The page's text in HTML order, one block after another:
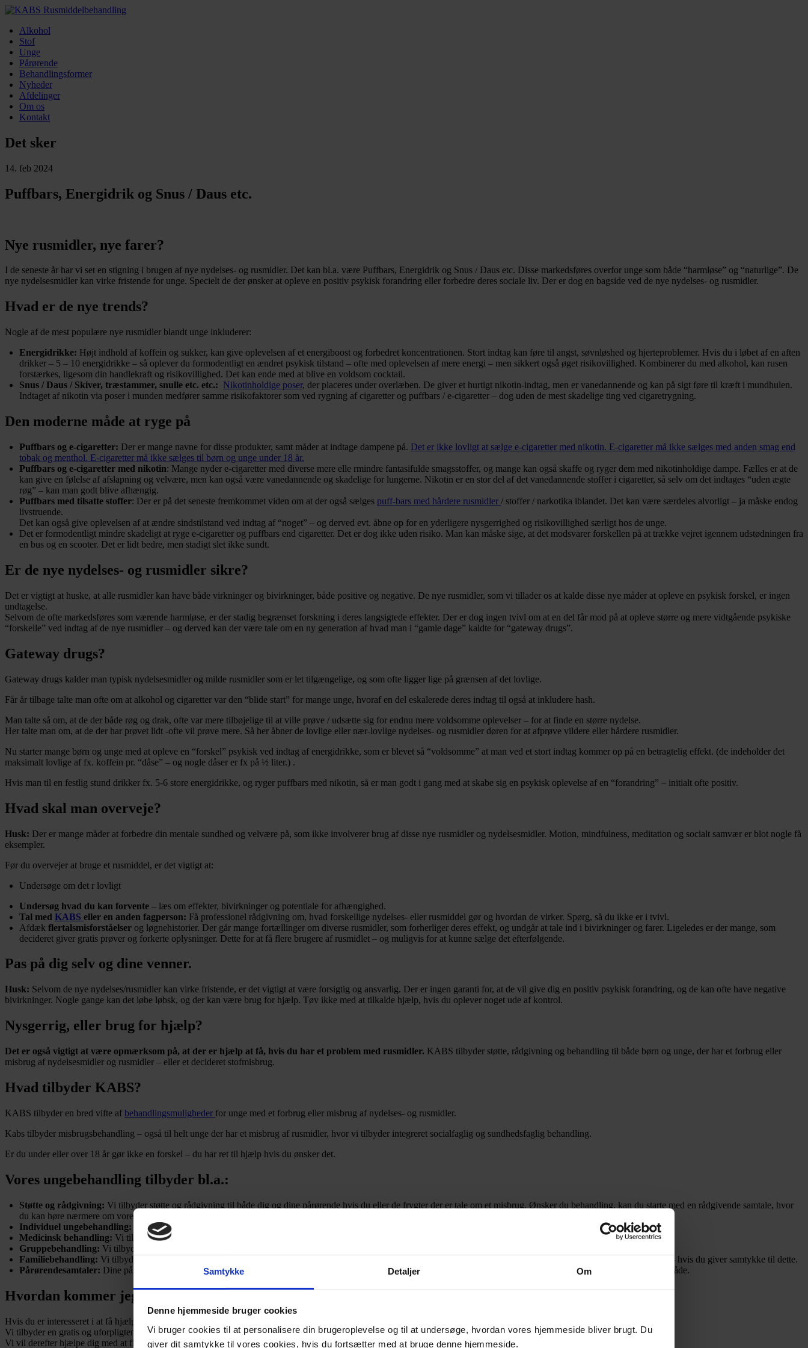
Samtykke Detaljer Om
Denne hjemmeside bruger cookies
Vi bruger cookies til at personalisere din brugeroplevelse og til at undersøge, hvordan vores hjemmeside bliver brugt. Du
giver dit samtykke til vores cookies, hvis du fortsætter med at bruge denne hjemmeside.
Alkohol
Stof
Unge
Pårørende
Behandlingsformer
Nyheder
Afdelinger
Om os
Kontakt
Det sker
14. feb 2024
Puffbars, Energidrik og Snus / Daus etc.
Nye rusmidler, nye farer?
I de seneste år har vi set en stigning i brugen af nye nydelses- og rusmidler. Det kan bl.a. være Puffbars, Energidrik og Snus / Daus etc. Disse markedsføres overfor unge som både “harmløse” og “naturlige”. De
nye nydelsesmidler kan virke fristende for unge. Specielt de der ønsker at opleve en positiv psykisk forandring eller forbedre deres sociale liv. Der er dog en bagside ved de nye nydelses- og rusmidler.
Hvad er de nye trends?
Nogle af de mest populære nye rusmidler blandt unge inkluderer:
Energidrikke: Højt indhold af koffein og sukker, kan give oplevelsen af et energiboost og forbedret koncentrationen. Stort indtag kan føre til angst, søvnløshed og hjerteproblemer. Hvis du i løbet af en aften
drikker – 5 – 10 energidrikke – så oplever du formodentligt en ændret psykisk tilstand – ofte med oplevelsen af mere energi – men sikkert også øget risikovillighed. Kombinerer du med alkohol, kan rusen
forstærkes, ligesom din handlekraft og risikovillighed. Det kan ende med at blive en voldsom cocktail.
Snus / Daus / Skiver, træstammer, snulle etc. etc.: Nikotinholdige poser, der placeres under overlæben. De giver et hurtigt nikotin-indtag, men er vanedannende og kan på sigt føre til kræft i mundhulen.
Indtaget af nikotin via poser i munden medfører samme risikofaktorer som ved rygning af cigaretter og puffbars / e-cigaretter – dog uden de mest skadelige ting ved cigaretrygning.
Den moderne måde at ryge på
Puffbars og e-cigaretter: Der er mange navne for disse produkter, samt måder at indtage dampene på. Det er ikke lovligt at sælge e-cigaretter med nikotin. E-cigaretter må ikke sælges med anden smag end
tobak og menthol. E-cigaretter må ikke sælges til børn og unge under 18 år.
Puffbars og e-cigaretter med nikotin: Mange nyder e-cigaretter med diverse mere elle rmindre fantasifulde smagsstoffer, og mange kan også skaffe og ryger dem med nikotinholdige dampe. Fælles er at de
kan give en følelse af afslapning og velvære, men kan også være vanedannende og skadelige for lungerne. Nikotin er en stor del af det vanedannende stoffer i cigaretter, så selv om det indtages “uden ægte
røg” – kan man godt blive afhængig.
Puffbars med tilsatte stoffer: Der er på det seneste fremkommet viden om at der også sælges puff-bars med hårdere rusmidler / stoffer / narkotika iblandet. Det kan være særdeles alvorligt – ja måske endog
livstruende.
Det kan også give oplevelsen af at ændre sindstilstand ved indtag af “noget” – og derved evt. åbne op for en yderligere nysgerrighed og risikovillighed særligt hos de unge.
Det er formodentligt mindre skadeligt at ryge e-cigaretter og puffbars end cigaretter. Det er dog ikke uden risiko. Man kan måske sige, at det modsvarer forskellen på at trække vejret igennem udstødningen fra
en bus og en scooter. Det er lidt bedre, men stadigt slet ikke sundt.
Er de nye nydelses- og rusmidler sikre?
Det er vigtigt at huske, at alle rusmidler kan have både virkninger og bivirkninger, både positive og negative. De nye rusmidler, som vi tillader os at kalde disse nye måder at opleve en psykisk forskel, er ingen
undtagelse.
Selvom de ofte markedsføres som værende harmløse, er der stadig begrænset forskning i deres langsigtede effekter. Der er dog ingen tvivl om at en del får mod på at opleve større og mere vidtgående psykiske
“forskelle” ved indtag af de nye rusmidler – og derved kan der være tale om en ny generation af hvad man i “gamle dage” kaldte for “gateway drugs”.
Gateway drugs?
Gateway drugs kalder man typisk nydelsesmidler og milde rusmidler som er let tilgængelige, og som ofte ligger lige på grænsen af det lovlige.
Får år tilbage talte man ofte om at alkohol og cigaretter var den “blide start” for mange unge, hvoraf en del eskalerede deres indtag til også at inkludere hash.
Man talte så om, at de der både røg og drak, ofte var mere tilbøjelige til at ville prøve / udsætte sig for endnu mere voldsomme oplevelser – for at finde en større nydelse.
Her talte man om, at de der har prøvet lidt -ofte vil prøve mere. Så her åbner de lovlige eller nær-lovlige nydelses- og rusmidler døren for at afprøve vildere eller hårdere rusmidler.
Nu starter mange børn og unge med at opleve en “forskel” psykisk ved indtag af energidrikke, som er blevet så “voldsomme” at man ved et stort indtag kommer op på en betragtelig effekt. (de indeholder det
maksimalt lovlige af fx. koffein pr. “dåse” – og nogle dåser er fx på ½ liter.) .
Hvis man til en festlig stund drikker fx. 5-6 store energidrikke, og ryger puffbars med nikotin, så er man godt i gang med at skabe sig en psykisk oplevelse af en “forandring” – initialt ofte positiv.
Hvad skal man overveje?
Husk: Der er mange måder at forbedre din mentale sundhed og velvære på, som ikke involverer brug af disse nye rusmidler og nydelsesmidler. Motion, mindfulness, meditation og socialt samvær er blot nogle få
eksempler.
Før du overvejer at bruge et rusmiddel, er det vigtigt at:
Undersøge om det r lovligt
Undersøg hvad du kan forvente – læs om effekter, bivirkninger og potentiale for afhængighed.
Tal med KABS eller en anden fagperson: Få professionel rådgivning om, hvad forskellige nydelses- eller rusmiddel gør og hvordan de virker. Spørg, så du ikke er i tvivl.
Afdæk flertalsmisforståelser og løgnehistorier. Der går mange fortællinger om diverse rusmidler, som forherliger deres effekt, og undgår at tale ind i bivirkninger og farer. Ligeledes er der mange, som
decideret giver gratis prøver og forkerte oplysninger. Dette for at få flere brugere af rusmidlet – og muligvis for at kunne sælge det efterfølgende.
Pas på dig selv og dine venner.
Husk: Selvom de nye nydelses/rusmidler kan virke fristende, er det vigtigt at være forsigtig og ansvarlig. Der er ingen garanti for, at de vil give dig en positiv psykisk forandring, og de kan ofte have negative
bivirkninger. Nogle gange kan det løbe løbsk, og der kan være brug for hjælp. Tøv ikke med at tilkalde hjælp, hvis du oplever noget ude af kontrol.
Nysgerrig, eller brug for hjælp?
Det er også vigtigt at være opmærksom på, at der er hjælp at få, hvis du har et problem med rusmidler. KABS tilbyder støtte, rådgivning og behandling til både børn og unge, der har et forbrug eller
misbrug af nydelsesmidler og rusmidler – eller et decideret stofmisbrug.
Hvad tilbyder KABS?
KABS tilbyder en bred vifte af behandlingsmuligheder for unge med et forbrug eller misbrug af nydelses- og rusmidler.
Kabs tilbyder misbrugsbehandling – også til helt unge der har et misbrug af rusmidler, hvor vi tilbyder integreret socialfaglig og sundhedsfaglig behandling.
Er du under eller over 18 år gør ikke en forskel – du har ret til hjælp hvis du ønsker det.
Vores ungebehandling tilbyder bl.a.:
Støtte og rådgivning: Vi tilbyder støtte og rådgivning til både dig og dine pårørende hvis du eller de frygter der er tale om et misbrug. Ønsker du behandling, kan du starte med en rådgivende samtale, hvor
du kan høre nærmere om vores tilbud.
Individuel ungebehandling: Vi tilbyder individuel behandling og samtaler, hvor du kan tale med en behandler eller terapeut om dine tanker, følelser og adfærd.
Medicinsk behandling: Vi tilbyder medicinsk behandling, der kan hjælpe dig med at håndtere abstinenser og cravings.
Gruppebehandling: Vi tilbyder gruppebehandling som en del af din samlede behandling, hvor du kan møde andre unge, der har lignende oplevelser som dig.
Familiebehandling: Vi tilbyder at inddrage din familie, hvor du og din familie kan få hjælp til at håndtere dit misbrug. Er du over 18 år, inddrages kun andre – også familie – hvis du giver samtykke til dette.
Pårørendesamtaler: Dine pårørende kan også få samtaler, da det kan være svært at være vidne til en ung med et misbrug, samt støtte op omkring behandlingen på en god måde.
Hvordan kommer jeg i gang?
Hvis du er interesseret i at få hjælp eller høre mere, kan du kontakte KABS.
Vi tilbyder en gratis og uforpligtende samtale, hvor du kan fortælle os om din situation.
Vi vil derefter hjælpe dig med at finde den rette behandlingsmulighed for dig.